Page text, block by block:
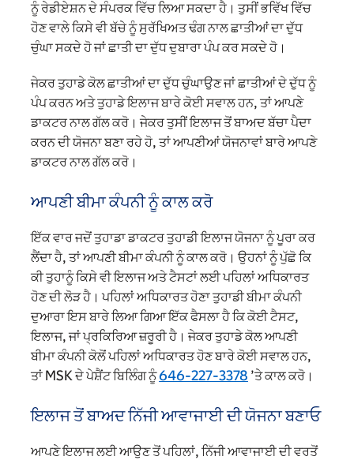
ਨੂੰ ਰੇਡੀਏਸ਼ਨ ਦੇ ਸੰਪਰਕ ਵਿੱਚ ਲਿਆ ਸਕਦਾ ਹੈ। ਤੁਸੀਂ ਭਵਿੱਖ ਵਿੱਚ
ਹੋਣ ਵਾਲੇ ਕਿਸੇ ਵੀ ਬੱਚੇ ਨੂੰ ਸੁਰੱਖਿਅਤ ਢੰਗ ਨਾਲ ਛਾਤੀਆਂ ਦਾ ਦੁੱਧ
ਚੁੰਘਾ ਸਕਦੇ ਹੋ ਜਾਂ ਛਾਤੀ ਦਾ ਦੁੱਧ ਦੁਬਾਰਾ ਪੰਪ ਕਰ ਸਕਦੇ ਹੋ।
ਜੇਕਰ ਤੁਹਾਡੇ ਕੋਲ ਛਾਤੀਆਂ ਦਾ ਦੁੱਧ ਚੁੰਘਾਉਣ ਜਾਂ ਛਾਤੀਆਂ ਦੇ ਦੁੱਧ ਨੂੰ
ਪੰਪ ਕਰਨ ਅਤੇ ਤੁਹਾਡੇ ਇਲਾਜ ਬਾਰੇ ਕੋਈ ਸਵਾਲ ਹਨ, ਤਾਂ ਆਪਣੇ
ਡਾਕਟਰ ਨਾਲ ਗੱਲ ਕਰੋ। ਜੇਕਰ ਤੁਸੀਂ ਇਲਾਜ ਤੋਂ ਬਾਅਦ ਬੱਚਾ ਪੈਦਾ
ਕਰਨ ਦੀ ਯੋਜਨਾ ਬਣਾ ਰਹੇ ਹੋ, ਤਾਂ ਆਪਣੀਆਂ ਯੋਜਨਾਵਾਂ ਬਾਰੇ ਆਪਣੇ
ਡਾਕਟਰ ਨਾਲ ਗੱਲ ਕਰੋ।
ਆਪਣੀ ਬੀਮਾ ਕੰਪਨੀ ਨੂੰ ਕਾਲ ਕਰੋ
ਇੱਕ ਵਾਰ ਜਦੋਂ ਤੁਹਾਡਾ ਡਾਕਟਰ ਤੁਹਾਡੀ ਇਲਾਜ ਯੋਜਨਾ ਨੂੰ ਪੂਰਾ ਕਰ
ਲੈਂਦਾ ਹੈ, ਤਾਂ ਆਪਣੀ ਬੀਮਾ ਕੰਪਨੀ ਨੂੰ ਕਾਲ ਕਰੋ। ਉਹਨਾਂ ਨੂੰ ਪੁੱਛੋ ਕਿ
ਕੀ ਤੁਹਾਨੂੰ ਕਿਸੇ ਵੀ ਇਲਾਜ ਅਤੇ ਟੈਸਟਾਂ ਲਈ ਪਹਿਲਾਂ ਅਧਿਕਾਰਤ
ਹੋਣ ਦੀ ਲੋੜ ਹੈ। ਪਹਿਲਾਂ ਅਧਿਕਾਰਤ ਹੋਣਾ ਤੁਹਾਡੀ ਬੀਮਾ ਕੰਪਨੀ
ਦੁਆਰਾ ਇਸ ਬਾਰੇ ਲਿਆ ਗਿਆ ਇੱਕ ਫੈਸਲਾ ਹੈ ਕਿ ਕੋਈ ਟੈਸਟ,
ਇਲਾਜ, ਜਾਂ ਪ੍ਰਕਿਰਿਆ ਜ਼ਰੂਰੀ ਹੈ। ਜੇਕਰ ਤੁਹਾਡੇ ਕੋਲ ਆਪਣੀ
ਬੀਮਾ ਕੰਪਨੀ ਕੋਲੋਂ ਪਹਿਲਾਂ ਅਧਿਕਾਰਤ ਹੋਣ ਬਾਰੇ ਕੋਈ ਸਵਾਲ ਹਨ,
ਤਾਂ MSK ਦੇ ਪੇਸ਼ੈਂਟ ਬਿਲਿੰਗ ਨੂੰ646-227-3378 ’ਤੇ ਕਾਲ ਕਰੋ।
ਇਲਾਜ ਤੋਂ ਬਾਅਦ ਨਿੱਜੀ ਆਵਾਜਾਈ ਦੀ ਯੋਜਨਾ ਬਣਾਓ
ਆਪਣੇ ਇਲਾਜ ਲਈ ਆਉਣ ਤੋਂ ਪਹਿਲਾਂ, ਨਿੱਜੀ ਆਵਾਜਾਈ ਦੀ ਵਰਤੋਂ